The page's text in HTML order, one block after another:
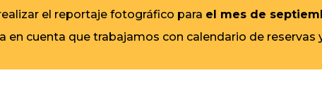
el reportaje fotográfico para el mes de
en cuenta que trabajamos con calendario de